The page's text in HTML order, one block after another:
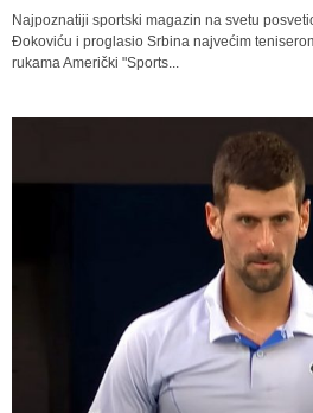
Najpoznatiji sportski magazin na svetu
Đokoviću i proglasio Srbina najvećim
rukama Američki "Sports...